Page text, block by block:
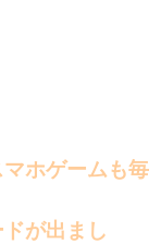
ホゲームも毎
が出まし